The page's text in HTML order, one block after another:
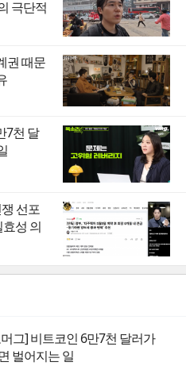
극단적
권 때문
7천 달
선포
효성 의
그] 비트코인 6만7천 달러가
벌어지는 일